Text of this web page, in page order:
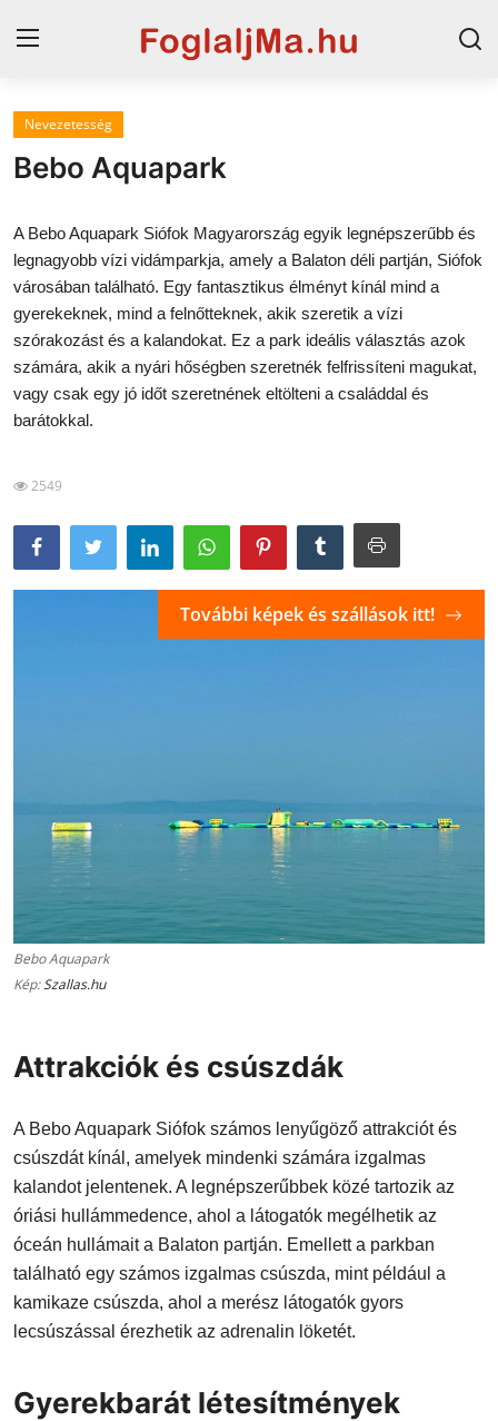
Magyarország
Horvát tengerpart
Horvátország
Szállások a Balatonon
Szállások Hajdúszoboszlón
Blog
Nevezetesség
Bebo Aquapark
A Bebo Aquapark Siófok Magyarország egyik legnépszerűbb és
legnagyobb vízi vidámparkja, amely a Balaton déli partján, Siófok
városában található. Egy fantasztikus élményt kínál mind a
gyerekeknek, mind a felnőtteknek, akik szeretik a vízi
szórakozást és a kalandokat. Ez a park ideális választás azok
számára, akik a nyári hőségben szeretnék felfrissíteni magukat,
vagy csak egy jó időt szeretnének eltölteni a családdal és
barátokkal.
2549
Bebo Aquapark
Kép:Szallas.hu
További képek és szállások itt!
Attrakciók és csúszdák
A Bebo Aquapark Siófok számos lenyűgöző attrakciót és
csúszdát kínál, amelyek mindenki számára izgalmas
kalandot jelentenek. A legnépszerűbbek közé tartozik az
óriási hullámmedence, ahol a látogatók megélhetik az
óceán hullámait a Balaton partján. Emellett a parkban
található egy számos izgalmas csúszda, mint például a
kamikaze csúszda, ahol a merész látogatók gyors
lecsúszással érezhetik az adrenalin löketét.
Gyerekbarát létesítmények